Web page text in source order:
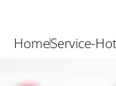
HomeService-